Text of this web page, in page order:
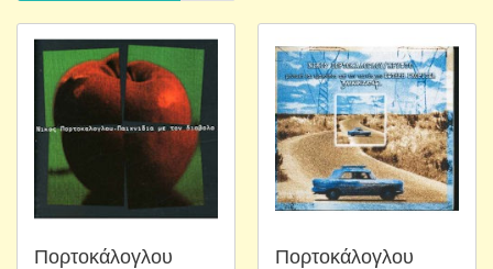
Πορτοκάλογλου
Πορτοκάλογλου